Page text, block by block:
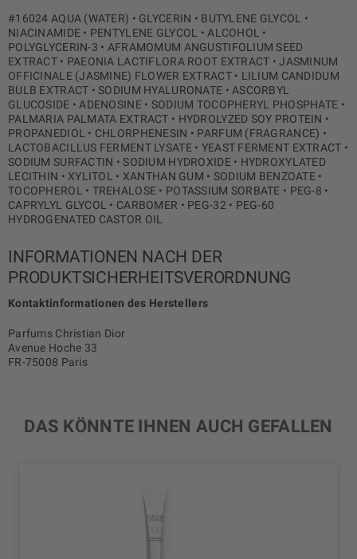
#16024 AQUA (WATER) • GLYCERIN • BUTYLENE GLYCOL •
NIACINAMIDE • PENTYLENE GLYCOL • ALCOHOL •
POLYGLYCERIN-3 • AFRAMOMUM ANGUSTIFOLIUM SEED
EXTRACT • PAEONIA LACTIFLORA ROOT EXTRACT • JASMINUM
OFFICINALE (JASMINE) FLOWER EXTRACT • LILIUM CANDIDUM
BULB EXTRACT • SODIUM HYALURONATE • ASCORBYL
GLUCOSIDE • ADENOSINE • SODIUM TOCOPHERYL PHOSPHATE •
PALMARIA PALMATA EXTRACT • HYDROLYZED SOY PROTEIN •
PROPANEDIOL • CHLORPHENESIN • PARFUM (FRAGRANCE) •
LACTOBACILLUS FERMENT LYSATE • YEAST FERMENT EXTRACT •
SODIUM SURFACTIN • SODIUM HYDROXIDE • HYDROXYLATED
LECITHIN • XYLITOL • XANTHAN GUM • SODIUM BENZOATE •
TOCOPHEROL • TREHALOSE • POTASSIUM SORBATE • PEG-8 •
CAPRYLYL GLYCOL • CARBOMER • PEG-32 • PEG-60
HYDROGENATED CASTOR OIL
INFORMATIONEN NACH DER
PRODUKTSICHERHEITSVERORDNUNG
Kontaktinformationen des Herstellers
Parfums Christian Dior
Avenue Hoche 33
FR-75008 Paris
DAS KÖNNTE IHNEN AUCH GEFALLEN